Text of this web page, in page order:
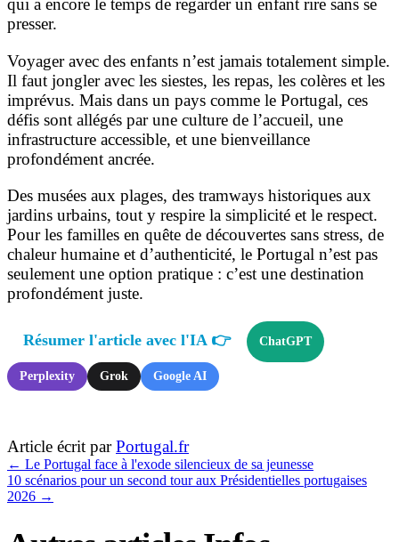
qui a encore le temps de regarder un enfant rire sans se
presser.
Voyager avec des enfants n’est jamais totalement simple.
Il faut jongler avec les siestes, les repas, les colères et les
imprévus. Mais dans un pays comme le Portugal, ces
défis sont allégés par une culture de l’accueil, une
infrastructure accessible, et une bienveillance
profondément ancrée.
Des musées aux plages, des tramways historiques aux
jardins urbains, tout y respire la simplicité et le respect.
Pour les familles en quête de découvertes sans stress, de
chaleur humaine et d’authenticité, le Portugal n’est pas
seulement une option pratique : c’est une destination
profondément juste.
Résumer l'article avec l'IA 👉 ChatGPT
Perplexity Grok Google AI
Article écrit parPortugal.fr
← Le Portugal face à l'exode silencieux de sa jeunesse
10 scénarios pour un second tour aux Présidentielles portugaises
2026 →